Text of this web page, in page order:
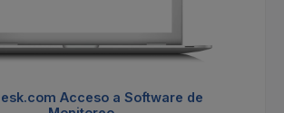
Acceso a Software de